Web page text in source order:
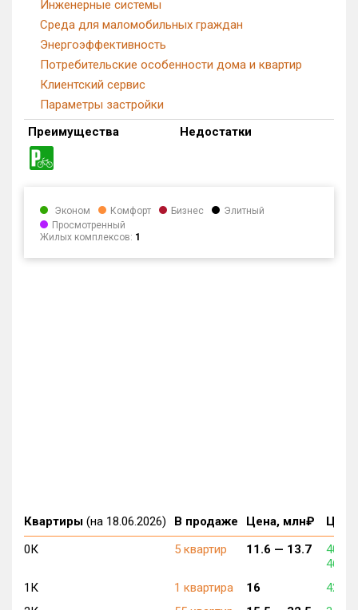
Инженерные системы
Среда для маломобильных граждан
Энергоэффективность
Потребительские особенности дома и квартир
Клиентский сервис
Параметры застройки
Преимущества
Недостатки
Эконом Комфорт Бизнес
Элитный
Просмотренный
Жилых комплексов: 1
Квартиры (на 18.06.2026) В продаже Цена, млн₽
0К
5 квартир 11.6 — 13.7
406
467
1К
1 квартира 16
420